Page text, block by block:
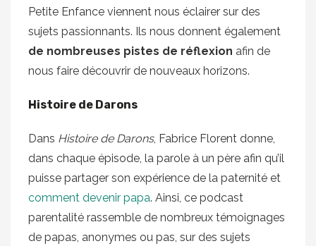
Petite Enfance viennent nous éclairer sur des
sujets passionnants. Ils nous donnent également
de nombreuses pistes de réflexion afin de
nous faire découvrir de nouveaux horizons.
Histoire de Darons
Dans Histoire de Darons, Fabrice Florent donne,
dans chaque épisode, la parole à un père afin qu’il
puisse partager son expérience de la paternité et
comment devenir papa. Ainsi, ce podcast
parentalité rassemble de nombreux témoignages
de papas, anonymes ou pas, sur des sujets